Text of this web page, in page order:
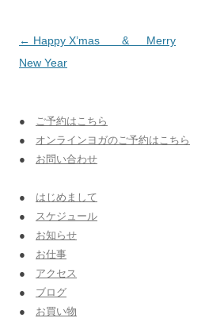
投稿ナビゲーション
← Happy X’mas & Merry
New Year
●
ご予約はこちら
● オンラインヨガのご予約はこちら
● お問い合わせ
● はじめまして
●
スケジュール
● お知らせ
● お仕事
● アクセス
● ブログ
● お買い物